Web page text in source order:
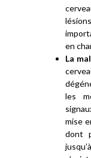
en
La
les
mise
dont